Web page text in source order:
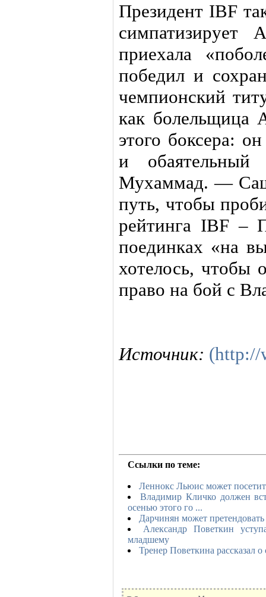
Президент IBF
симпатизирует
приехала
победил и
чемпионский
как болельщица
этого боксера:
и
Мухаммад. —
путь, чтобы
рейтинга IBF –
поединках «на
хотелось, чтобы
право на бой с
Источник: (http://
Ссылки по теме:
Леннокс Льюис может
Владимир Кличко должен
осенью этого го ...
Дарчинян может претендовать
Александр Поветкин
младшему
Тренер Поветкина рассказал